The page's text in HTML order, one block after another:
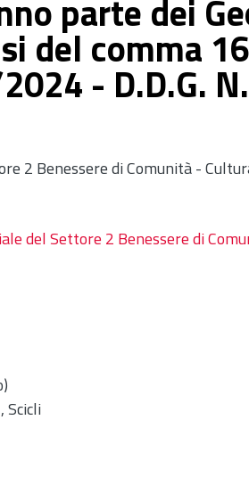
parte dei
del comma
- D.D.G.
2 Benessere di Comunità -
del Settore 2 Benessere di
Scicli